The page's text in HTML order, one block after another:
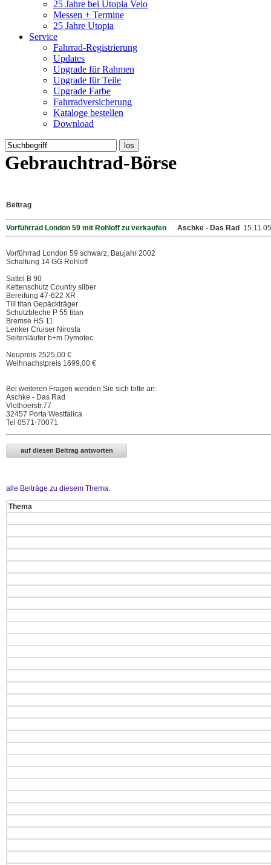
25 Jahre bei Utopia Velo
Messen + Termine
25 Jahre Utopia
Service
Fahrrad-Registrierung
Updates
Upgrade für Rahmen
Upgrade für Teile
Upgrade Farbe
Fahrradversicherung
Kataloge bestellen
Download
Gebrauchtrad-Börse
Beitrag
Vorführrad London 59 mit Rohloff zu verkaufen Aschke - Das Rad
Vorführrad London 59 schwarz, Baujahr 2002
Schaltung 14 GG Rohloff
Sattel B 90
Kettenschutz Country silber
Bereifung 47-622 XR
TIII titan Gepäckträger
Schutzbleche P 55 titan
Bremse HS 11
Lenker Cruiser Nirosta
Seitenläufer b+m Dymotec
Neupreis 2525,00 €
Weihnachstpreis 1699,00 €
Bei weiteren Fragen wenden Sie sich bitte an:
Aschke - Das Rad
Vlothoerstr.77
32457 Porta Westfalica
Tel 0571-70071
alle Beiträge zu diesem Thema:
Thema